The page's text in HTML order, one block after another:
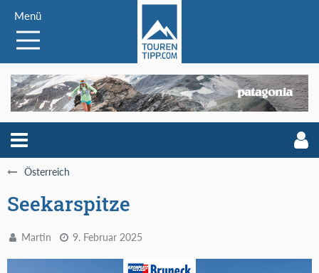
Menü
Österreich
Seekarspitze
Martin 9. Februar 2025